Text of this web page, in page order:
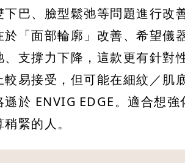
下巴、臉型鬆弛等問題進行改
於「面部輪廓」改善、希望儀
、支撐力下降，這款更有針對
較易接受，但可能在細紋／肌
遜於 ENVIG EDGE。適合想強
緊的人。